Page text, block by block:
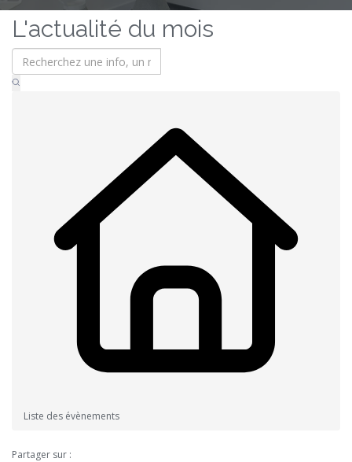
L'actualité du mois
Liste des évènements
Partager sur :